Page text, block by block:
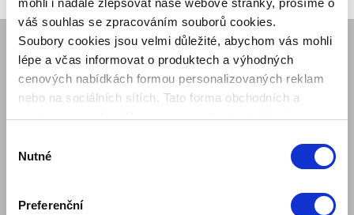
váš souhlas se zpracováním souborů cookies.
Soubory cookies jsou velmi důležité, abychom vás mohli
lépe a včas informovat o produktech a výhodných
cenových nabídkách formou personalizovaných reklam
nebo na sociálních sítích. Tato forma obchodních a
marketingových sdělení pro vás nebude obtěžující.
souhlasu
Nutné
Preferenční
SPOLEČNOST
Mám zájem o ukázku produktu
Naše mise
Kontakty pro média